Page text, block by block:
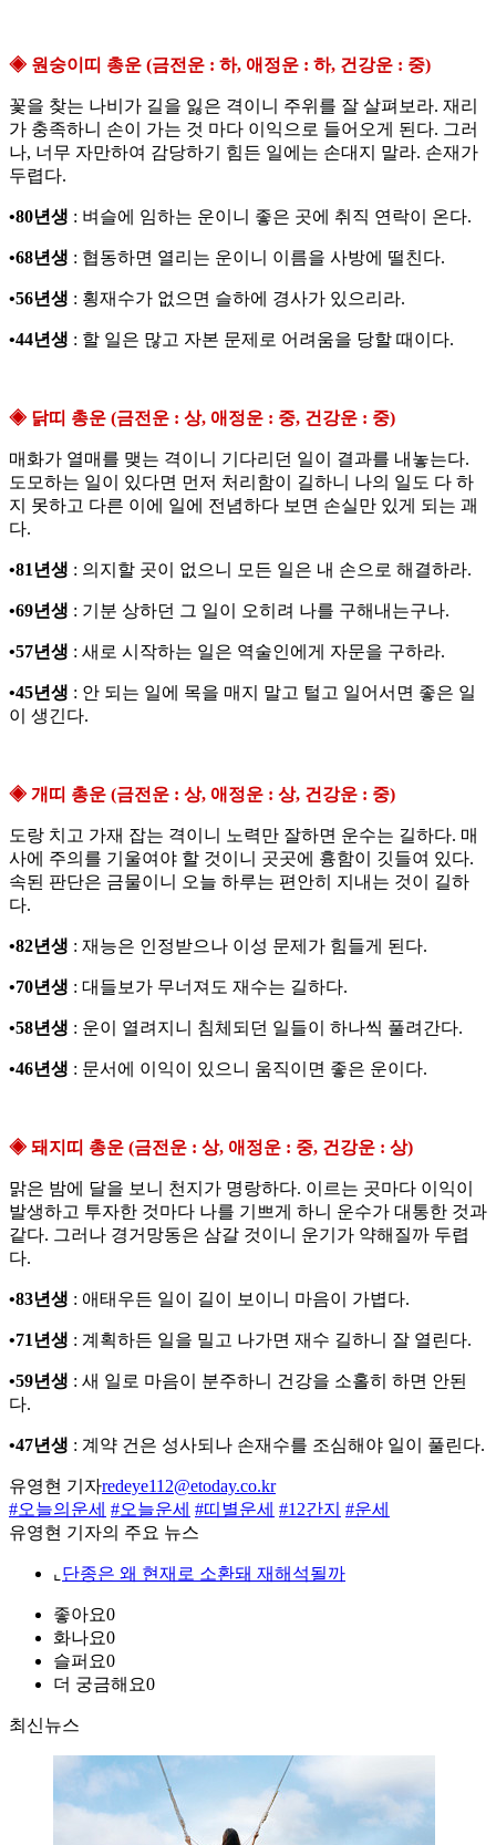
◈ 원숭이띠 총운 (금전운 : 하, 애정운 : 하, 건강운 : 중)
꽃을 찾는 나비가 길을 잃은 격이니 주위를 잘 살펴보라. 재리
가 충족하니 손이 가는 것 마다 이익으로 들어오게 된다. 그러
나, 너무 자만하여 감당하기 힘든 일에는 손대지 말라. 손재가
두렵다.
•80년생 : 벼슬에 임하는 운이니 좋은 곳에 취직 연락이 온다.
•68년생 : 협동하면 열리는 운이니 이름을 사방에 떨친다.
•56년생 : 횡재수가 없으면 슬하에 경사가 있으리라.
•44년생 : 할 일은 많고 자본 문제로 어려움을 당할 때이다.
◈ 닭띠 총운 (금전운 : 상, 애정운 : 중, 건강운 : 중)
매화가 열매를 맺는 격이니 기다리던 일이 결과를 내놓는다.
도모하는 일이 있다면 먼저 처리함이 길하니 나의 일도 다 하
지 못하고 다른 이에 일에 전념하다 보면 손실만 있게 되는 괘
다.
•81년생 : 의지할 곳이 없으니 모든 일은 내 손으로 해결하라.
•69년생 : 기분 상하던 그 일이 오히려 나를 구해내는구나.
•57년생 : 새로 시작하는 일은 역술인에게 자문을 구하라.
•45년생 : 안 되는 일에 목을 매지 말고 털고 일어서면 좋은 일
이 생긴다.
◈ 개띠 총운 (금전운 : 상, 애정운 : 상, 건강운 : 중)
도랑 치고 가재 잡는 격이니 노력만 잘하면 운수는 길하다. 매
사에 주의를 기울여야 할 것이니 곳곳에 흉함이 깃들여 있다.
속된 판단은 금물이니 오늘 하루는 편안히 지내는 것이 길하
다.
•82년생 : 재능은 인정받으나 이성 문제가 힘들게 된다.
•70년생 : 대들보가 무너져도 재수는 길하다.
•58년생 : 운이 열려지니 침체되던 일들이 하나씩 풀려간다.
•46년생 : 문서에 이익이 있으니 움직이면 좋은 운이다.
◈ 돼지띠 총운 (금전운 : 상, 애정운 : 중, 건강운 : 상)
맑은 밤에 달을 보니 천지가 명랑하다. 이르는 곳마다 이익이
발생하고 투자한 것마다 나를 기쁘게 하니 운수가 대통한 것과
같다. 그러나 경거망동은 삼갈 것이니 운기가 약해질까 두렵
다.
•83년생 : 애태우든 일이 길이 보이니 마음이 가볍다.
•71년생 : 계획하든 일을 밀고 나가면 재수 길하니 잘 열린다.
•59년생 : 새 일로 마음이 분주하니 건강을 소홀히 하면 안된
다.
•47년생 : 계약 건은 성사되나 손재수를 조심해야 일이 풀린다.
유영현 기자redeye112@etoday.co.kr
#오늘의운세 #오늘운세 #띠별운세 #12간지 #운세
유영현 기자의 주요 뉴스
⌞ 단종은 왜 현재로 소환돼 재해석될까
좋아요0
화나요0
슬퍼요0
더 궁금해요0
최신뉴스